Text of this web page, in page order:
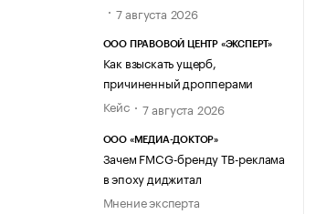
7 августа 2026
ООО ПРАВОВОЙ ЦЕНТР «ЭКСПЕРТ»
Как взыскать ущерб,
причиненный дропперами
Кейс
7 августа 2026
ООО «МЕДИА-ДОКТОР»
Зачем FMCG-бренду ТВ-реклама
в эпоху диджитал
Мнение эксперта